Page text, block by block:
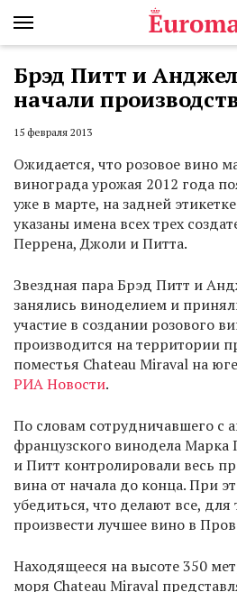
Брэд Питт и
начали
15 февраля 2013
Ожидается, что розовое вино
винограда урожая 2012 года
уже в марте, на задней
указаны имена всех трех
Перрена, Джоли и Питта.
Звездная пара Брэд Питт и
занялись виноделием и
участие в создании розового
производится на территории
поместья Chateau Miraval на
РИА Новости.
По словам сотрудничавшего с
французского винодела
и Питт контролировали весь
вина от начала до конца. При
убедиться, что делают все, для
произвести лучшее вино в
Находящееся на высоте 350
моря Chateau Miraval